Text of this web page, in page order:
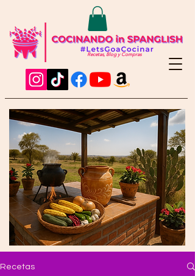
Recetas, Blog y Compras
Recetas